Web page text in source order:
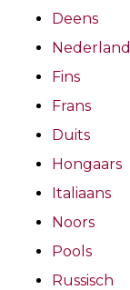
Deens
Fins
Frans
Duits
Hongaars
Italiaans
Noors
Pools
Russisch